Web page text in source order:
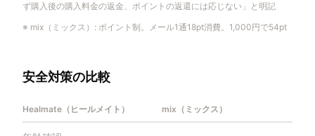
ず購入後の購入料金の返金、ポイントの返還には応じない」と明記
※ mix（ミックス） : ポイント制。メール1通18pt消費。1,000円で54pt
安全対策の比較
Healmate（ヒールメイト） mix（ミックス）